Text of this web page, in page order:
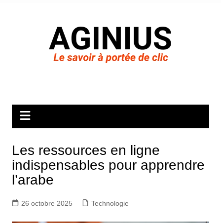
Les ressources en ligne
indispensables pour apprendre
l’arabe
26 octobre 2025 Technologie